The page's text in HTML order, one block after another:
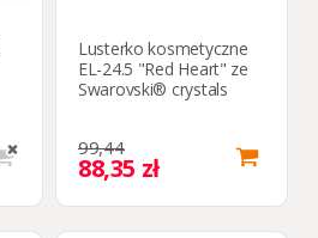
Lusterko kosmetyczne
EL-24.5 "Red Heart" ze
Swarovski® crystals
99,44
88,35 zł